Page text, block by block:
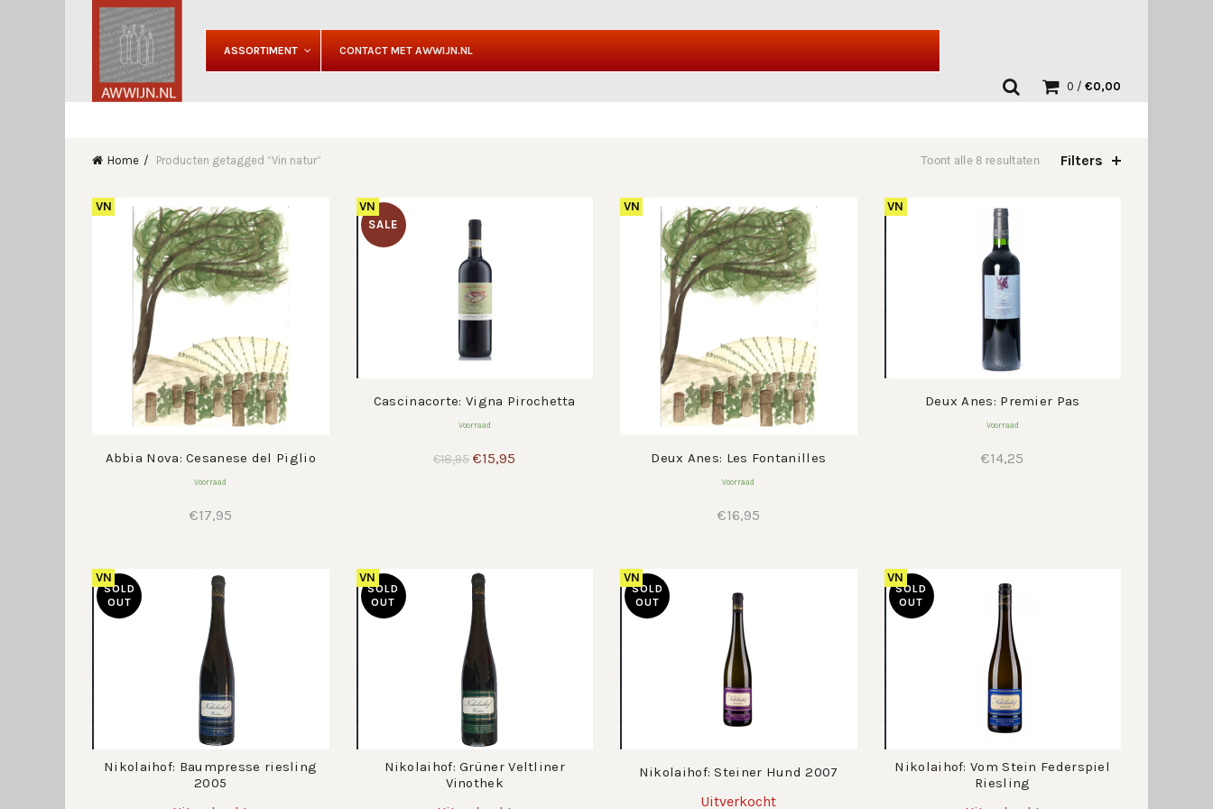
ASSORTIMENT CONTACT MET AWWIJN.NL
0 / €0,00
Home Producten getagged “Vin natur” Toont alle 8 resultaten Filters
VN
Abbia Nova: Cesanese del Piglio
Voorraad
€17,95
SALE
VN
Cascinacorte: Vigna Pirochetta
Voorraad
€18,95 Oorspronkelijke
€15,95
VN
Deux Anes: Les Fontanilles
Voorraad
€16,95
VN
Deux Anes: Premier Pas
Voorraad
€14,25
SOLD
OUT
VN
Nikolaihof: Baumpresse riesling
2005
SOLD
OUT
VN
Nikolaihof: Grüner Veltliner
Vinothek
SOLD
OUT
VN
Nikolaihof: Steiner Hund 2007
Uitverkocht
SOLD
OUT
VN
Nikolaihof: Vom Stein Federspiel
Riesling